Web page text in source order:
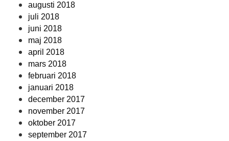
augusti 2018
juli 2018
juni 2018
maj 2018
april 2018
mars 2018
februari 2018
januari 2018
december 2017
november 2017
oktober 2017
september 2017